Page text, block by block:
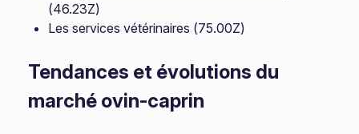
(46.23Z)
Les services vétérinaires (75.00Z)
Tendances et évolutions du
marché ovin-caprin